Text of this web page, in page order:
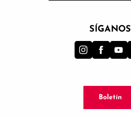
SÍGANOS
Boletín